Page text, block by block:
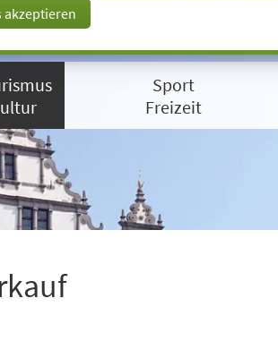
akzeptieren
Sport
Freizeit